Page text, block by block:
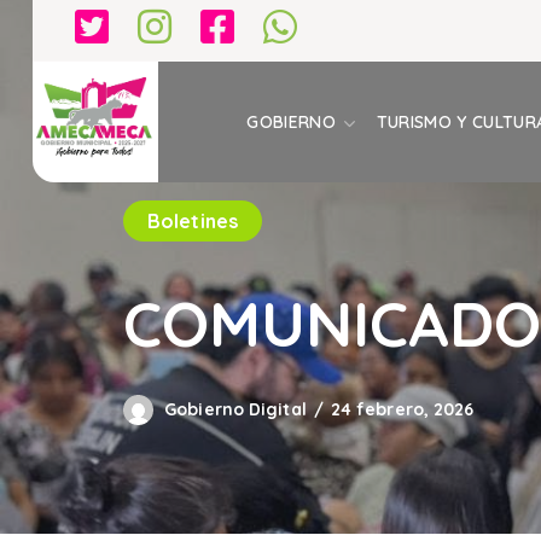
GOBIERNO TURISMO Y
Boletines
Gobierno Digital 24 febrero, 2026